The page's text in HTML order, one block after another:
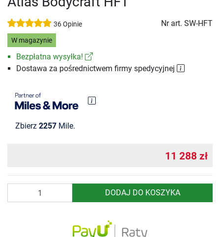
36 Opinie Nr art. SW-HFT
W magazynie
Bezpłatna wysyłka!
Dostawa za pośrednictwem firmy spedycyjnej
Zbierz 2257 Mile.
11 288 zł
DODAJ DO KOSZYKA